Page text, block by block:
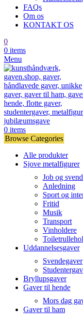
FAQs
Om os
KONTAKT OS
0
0 items
Menu
0 items
Browse Categories
Alle produkter
Sjove metalfigurer
Job og
Anledning
Sport og
Fritid
Musik
Transport
Vinholdere
Uddannelsesgaver
Svendegaver
Bryllupsgaver
Gaver til hende
Mors dag
Gaver til ham